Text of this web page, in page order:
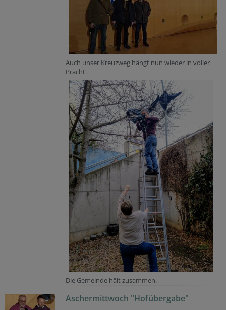
Auch unser Kreuzweg hängt nun wieder in voller
Pracht.
Die Gemeinde hält zusammen.
Aschermittwoch "Hofübergabe"